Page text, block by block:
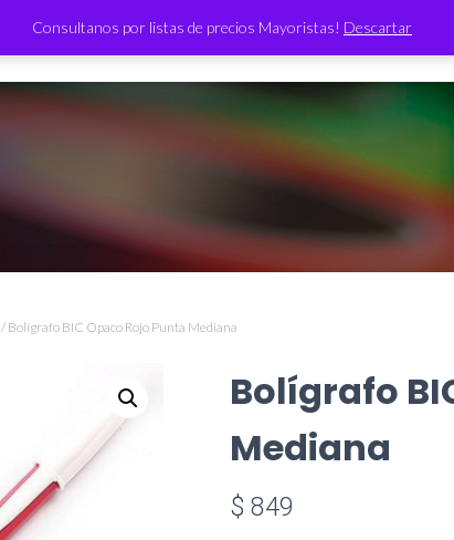
Consultanos por listas de precios Mayoristas! Descartar
TIENDA
/ Bolígrafo BIC Opaco Rojo Punta Mediana
Bolígrafo
Mediana
$ 849